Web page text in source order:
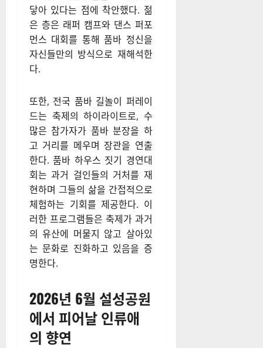
닿아 있다는 점에 착안했다. 젊
은 층은 래퍼 캠프와 댄스 퍼포
먼스 대회를 통해 품바 정신을
자신들만의 방식으로 재해석한
다.
또한, 전국 품바 길놀이 퍼레이
드는 축제의 하이라이트로, 수
많은 참가자가 품바 분장을 하
고 거리를 메우며 장관을 연출
한다. 품바 하우스 짓기 경연대
회는 과거 걸인들의 거처를 재
현하며 그들의 삶을 간접적으로
체험하는 기회를 제공한다. 이
러한 프로그램들은 축제가 과거
의 유산에 머물지 않고 살아있
는 문화로 진화하고 있음을 증
명한다.
2026년 6월 설성공원
에서 피어날 인류애
의 향연